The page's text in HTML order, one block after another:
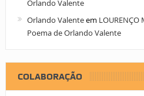
Orlando Valente
Orlando Valenteem LOURENÇO
Poema de Orlando Valente
COLABORAÇÃO